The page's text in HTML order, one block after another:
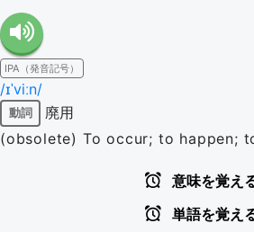
IPA（発音記号）
/ɪˈviːn/
動詞
廃用
(obsolete) To occur; to happen;
意味を覚え
単語を覚え